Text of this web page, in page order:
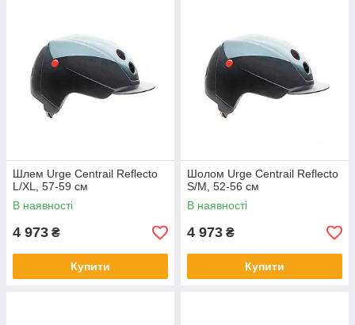
Шлем Urge Centrail Reflecto
L/XL, 57-59 см
В наявності
4 973 ₴
Купити
Шолом Urge Centrail Reflecto
S/M, 52-56 см
В наявності
4 973 ₴
Купити